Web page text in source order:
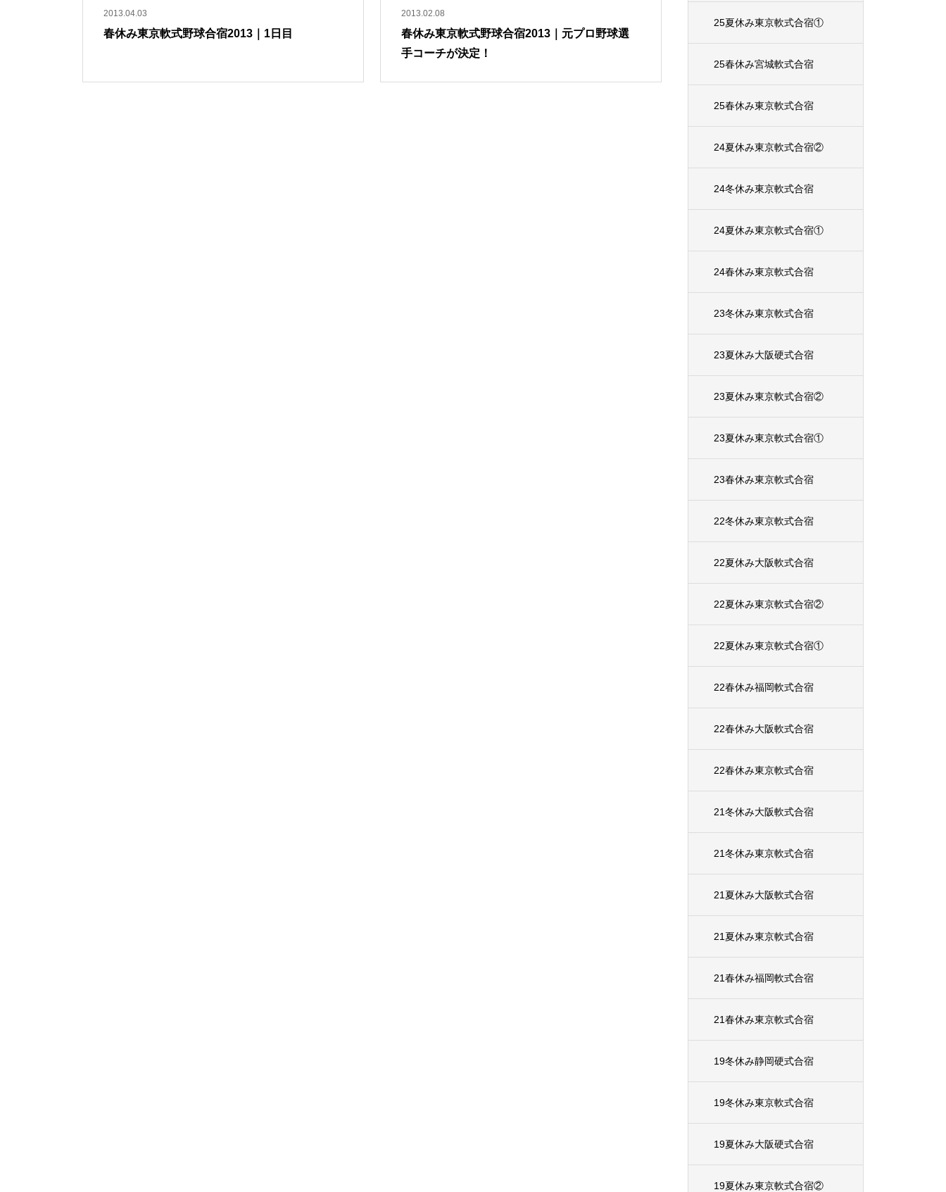
2013.04.03
春休み東京軟式野球合宿2013｜1日目
2013.02.08
春休み東京軟式野球合宿2013｜元プロ野球選
手コーチが決定！
25夏休み東京軟式合宿①
25春休み宮城軟式合宿
25春休み東京軟式合宿
24夏休み東京軟式合宿②
24冬休み東京軟式合宿
24夏休み東京軟式合宿①
24春休み東京軟式合宿
23冬休み東京軟式合宿
23夏休み大阪硬式合宿
23夏休み東京軟式合宿②
23夏休み東京軟式合宿①
23春休み東京軟式合宿
22冬休み東京軟式合宿
22夏休み大阪軟式合宿
22夏休み東京軟式合宿②
22夏休み東京軟式合宿①
22春休み福岡軟式合宿
22春休み大阪軟式合宿
22春休み東京軟式合宿
21冬休み大阪軟式合宿
21冬休み東京軟式合宿
21夏休み大阪軟式合宿
21夏休み東京軟式合宿
21春休み福岡軟式合宿
21春休み東京軟式合宿
19冬休み静岡硬式合宿
19冬休み東京軟式合宿
19夏休み大阪硬式合宿
19夏休み東京軟式合宿②